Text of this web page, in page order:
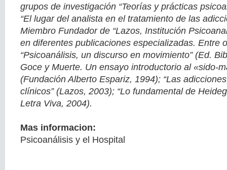
grupos de investigación “Teorías y prácticas
“El lugar del analista en el tratamiento de las
Miembro Fundador de “Lazos, Institución
en diferentes publicaciones especializadas. Entre
“Psicoanálisis, un discurso en movimiento” (Ed.
Goce y Muerte. Un ensayo introductorio al «sido-
(Fundación Alberto Espariz, 1994); “Las
clínicos” (Lazos, 2003); “Lo fundamental de
Letra Viva, 2004).
Mas informacion:
Psicoanálisis y el Hospital